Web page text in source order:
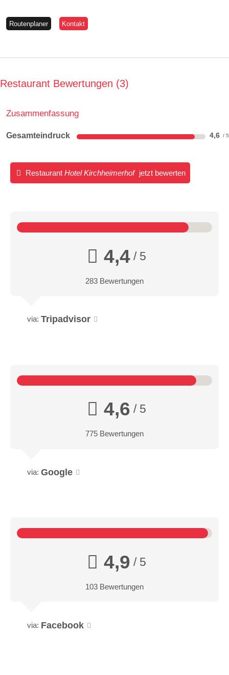
Routenplaner Kontakt
Restaurant Bewertungen 3
Zusammenfassung
Gesamteindruck 4,6
Restaurant Hotel Kirchheimerhof jetzt bewerten
4,4/ 5
283 Bewertungen
via: Tripadvisor
4,6 / 5
775 Bewertungen
via: Google
4,9 / 5
103 Bewertungen
via: Facebook